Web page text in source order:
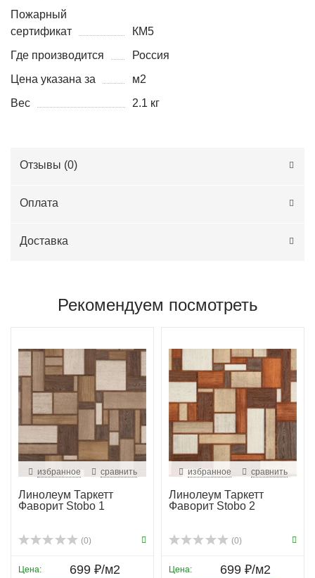
Пожарный
сертификат
КМ5
Где производится
Россия
Цена указана за
м2
Вес
2.1 кг
Отзывы (0)
Оплата
Доставка
Рекомендуем посмотреть
избранное сравнить
Линолеум Таркетт
Фаворит Stobo 1
(0)
Цена: 699 ₽/м2
избранное сравнить
Линолеум Таркетт
Фаворит Stobo 2
(0)
Цена: 699 ₽/м2